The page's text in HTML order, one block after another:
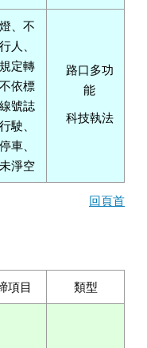
、不
人、
定轉
依標
號誌
駛、
車、
淨空
路口多功
能
科技執法
回頁首
項目 類型